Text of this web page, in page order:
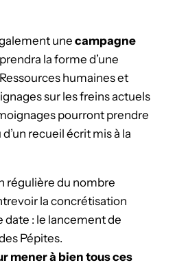
une campagne
la forme d’une
humaines et
sur les freins actuels
pourront prendre
recueil écrit mis à la
régulière du nombre
la concrétisation
date : le lancement de
Pépites.
mener à bien tous ces